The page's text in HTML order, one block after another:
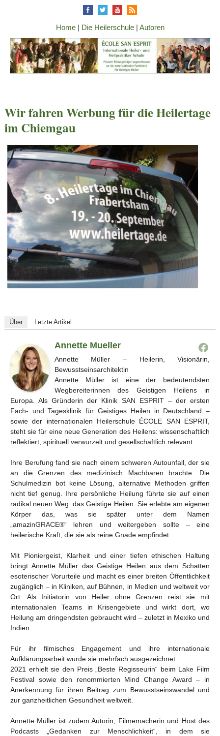
Home| Die Heilerschule| Autoren
Wir fahren Werbung für die Heilertage
im Chiemgau
Über Letzte Artikel
Annette Mueller
Annette Müller – Heilerin, Visionärin,
Bewusstseinsarchitektin
Annette Müller ist eine der bedeutendsten
Wegbereiterinnen des Geistigen Heilens in
Europa. Als Gründerin der Klinik SAN ESPRIT – der ersten
Fach- und Tagesklinik für Geistiges Heilen in Deutschland –
sowie der internationalen Heilerschule ÉCOLE SAN ESPRIT,
steht sie für eine neue Generation des Heilens: wissenschaftlich
reflektiert, spirituell verwurzelt und gesellschaftlich relevant.
Ihre Berufung fand sie nach einem schweren Autounfall, der sie
an die Grenzen des medizinisch Machbaren brachte. Die
Schulmedizin bot keine Lösung, alternative Methoden griffen
nicht tief genug. Ihre persönliche Heilung führte sie auf einen
radikal neuen Weg: das Geistige Heilen. Sie erlebte am eigenen
Körper das, was sie später unter dem Namen
„amazinGRACE®“ lehren und weitergeben sollte – eine
heilerische Kraft, die sie als reine Gnade empfindet.
Mit Pioniergeist, Klarheit und einer tiefen ethischen Haltung
bringt Annette Müller das Geistige Heilen aus dem Schatten
esoterischer Vorurteile und macht es einer breiten Öffentlichkeit
zugänglich – in Kliniken, auf Bühnen, in Medien und weltweit vor
Ort: Als Initiatorin von Heiler ohne Grenzen reist sie mit
internationalen Teams in Krisengebiete und wirkt dort, wo
Heilung am dringendsten gebraucht wird – zuletzt in Mexiko und
Indien.
Für ihr filmisches Engagement und ihre internationale
Aufklärungsarbeit wurde sie mehrfach ausgezeichnet:
2021 erhielt sie den Preis „Beste Regisseurin“ beim Lake Film
Festival sowie den renommierten Mind Change Award – in
Anerkennung für ihren Beitrag zum Bewusstseinswandel und
zur ganzheitlichen Gesundheit weltweit.
Annette Müller ist zudem Autorin, Filmemacherin und Host des
Podcasts „Gedanken zur Menschlichkeit“, in dem sie